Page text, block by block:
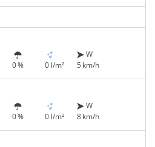
0 % 0 l/m²
W
5 km/h
0 % 0 l/m²
W
8 km/h